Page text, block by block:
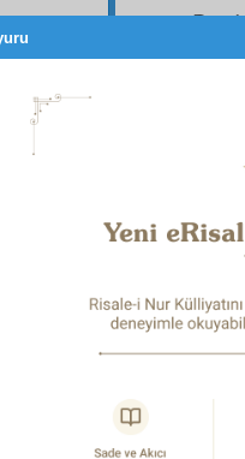
Dair Şehadetleri